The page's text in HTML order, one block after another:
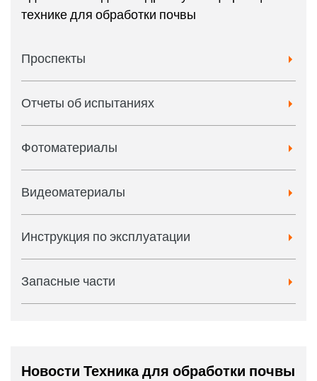
технике для обработки почвы
Проспекты
Отчеты об испытаниях
Фотоматериалы
Видеоматериалы
Инструкция по эксплуатации
Запасные части
Новости Техника для обработки почвы